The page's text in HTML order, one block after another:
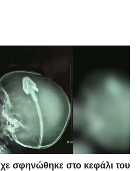
σφηνώθηκε στο κεφάλι του